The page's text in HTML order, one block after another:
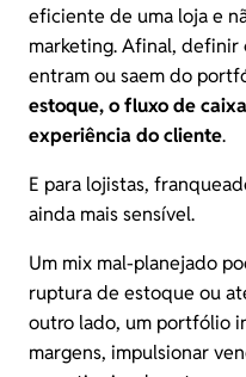
eficiente de uma loja e
marketing. Afinal,
entram ou saem do
estoque, o fluxo de
experiência do cliente.
E para lojistas,
ainda mais sensível.
Um mix mal-planejado
ruptura de estoque ou
outro lado, um portfólio
margens, impulsionar